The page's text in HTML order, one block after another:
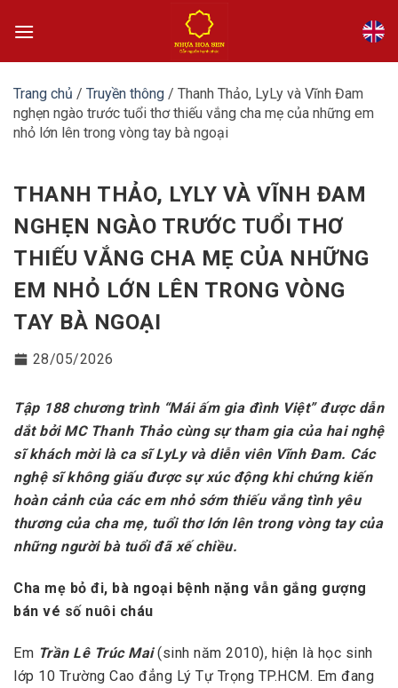
qua
dung
Trang chủ / Truyền thông / Thanh Thảo, LyLy và Vĩnh Đam
nghẹn ngào trước tuổi thơ thiếu vắng cha mẹ của những em
nhỏ lớn lên trong vòng tay bà ngoại
THANH THẢO, LYLY VÀ VĨNH ĐAM
NGHẸN NGÀO TRƯỚC TUỔI THƠ
THIẾU VẮNG CHA MẸ CỦA NHỮNG
EM NHỎ LỚN LÊN TRONG VÒNG
TAY BÀ NGOẠI
28/05/2026
Tập 188 chương trình “Mái ấm gia đình Việt” được dẫn
dắt bởi MC Thanh Thảo cùng sự tham gia của hai nghệ
sĩ khách mời là ca sĩ LyLy và diễn viên Vĩnh Đam. Các
nghệ sĩ không giấu được sự xúc động khi chứng kiến
hoàn cảnh của các em nhỏ sớm thiếu vắng tình yêu
thương của cha mẹ, tuổi thơ lớn lên trong vòng tay của
những người bà tuổi đã xế chiều.
Cha mẹ bỏ đi, bà ngoại bệnh nặng vẫn gắng gượng
bán vé số nuôi cháu
Em Trần Lê Trúc Mai(sinh năm 2010), hiện là học sinh
lớp 10 Trường Cao đẳng Lý Tự Trọng TP.HCM. Em đang